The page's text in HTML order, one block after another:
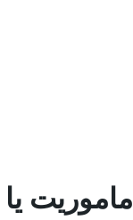
ماموریت